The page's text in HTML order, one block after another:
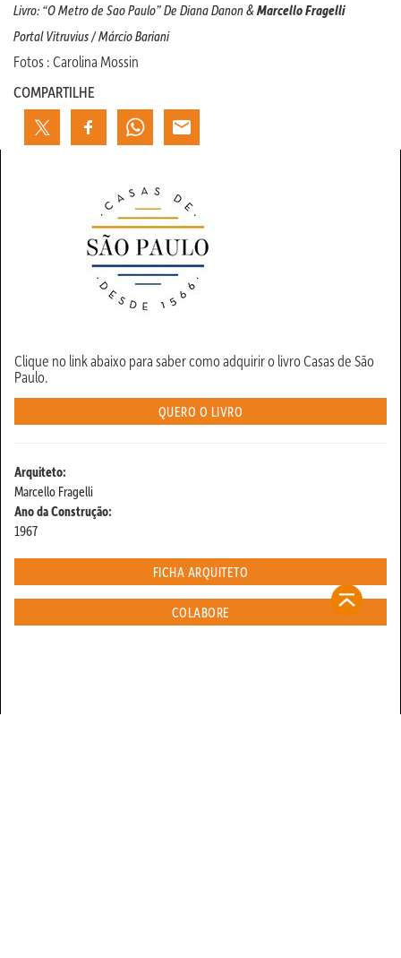
Livro: “O Metro de Sao Paulo” De Diana Danon &Marcello Fragelli
Portal Vitruvius / Márcio Bariani
Fotos : Carolina Mossin
COMPARTILHE
Clique no link abaixo para saber como adquirir o livro Casas de São
Paulo.
QUERO O LIVRO
Arquiteto:
Marcello Fragelli
Ano da Construção:
1967
FICHA ARQUITETO
COLABORE